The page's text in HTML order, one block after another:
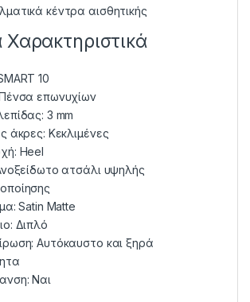
κέντρα αισθητικής
Χαρακτηριστικά
10
επωνυχίων
3 mm
άκρες: Κεκλιμένες
Heel
ατσάλι υψηλής
Satin Matte
Διπλό
Αυτόκαυστο και ξηρά
Ναι